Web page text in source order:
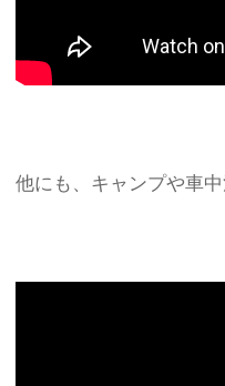
他にも、キャンプや車